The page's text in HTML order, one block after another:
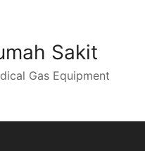
Sakit
Gas Equipment